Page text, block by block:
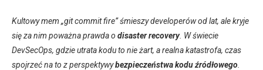
Kultowy mem „git commit fire” śmieszy developerów od lat, ale kryje
się za nim poważna prawda o disaster recovery. W świecie
DevSecOps, gdzie utrata kodu to nie żart, a realna katastrofa, czas
spojrzeć na to z perspektywybezpieczeństwa kodu źródłowego